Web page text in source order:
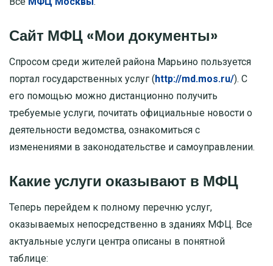
Сайт МФЦ «Мои документы»
Спросом среди жителей района Марьино пользуется
портал государственных услуг ( http://md.mos.ru/). С
его помощью можно дистанционно получить
требуемые услуги, почитать официальные новости о
деятельности ведомства, ознакомиться с
изменениями в законодательстве и самоуправлении.
Какие услуги оказывают в МФЦ
Теперь перейдем к полному перечню услуг,
оказываемых непосредственно в зданиях МФЦ. Все
актуальные услуги центра описаны в понятной
таблице: